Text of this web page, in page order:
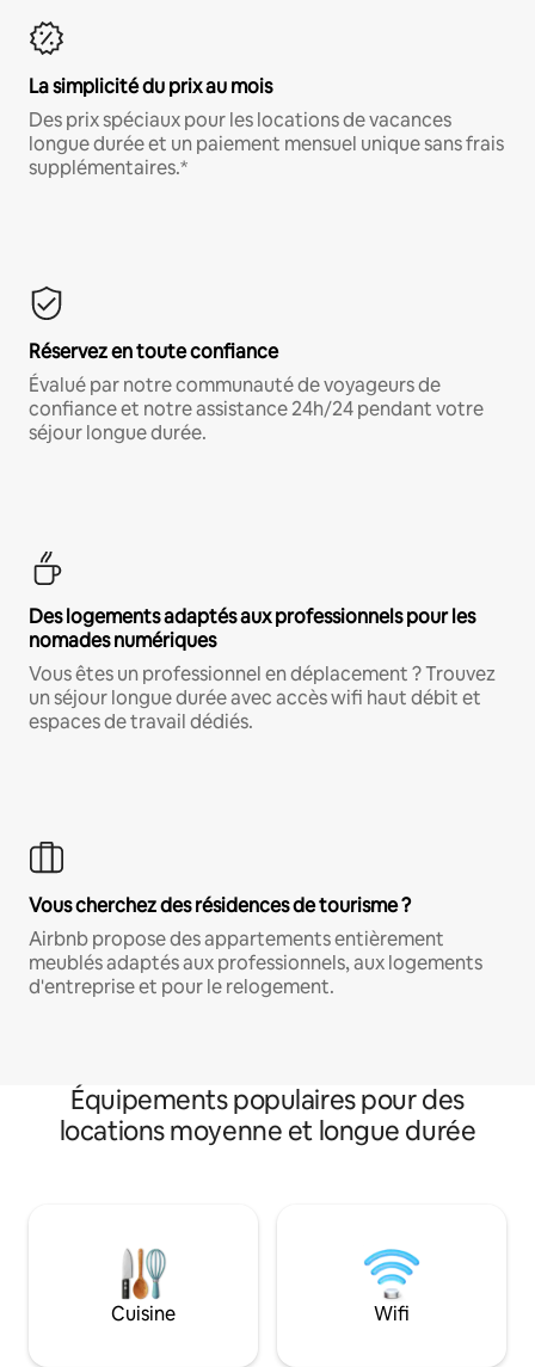
La simplicité du prix au mois
Des prix spéciaux pour les locations de vacances
longue durée et un paiement mensuel unique sans frais
supplémentaires.*
Réservez en toute confiance
Évalué par notre communauté de voyageurs de
confiance et notre assistance 24h/24 pendant votre
séjour longue durée.
Des logements adaptés aux professionnels pour les
nomades numériques
Vous êtes un professionnel en déplacement ? Trouvez
un séjour longue durée avec accès wifi haut débit et
espaces de travail dédiés.
Vous cherchez des résidences de tourisme ?
Airbnb propose des appartements entièrement
meublés adaptés aux professionnels, aux logements
d'entreprise et pour le relogement.
Équipements populaires pour des
locations moyenne et longue durée
Cuisine Wifi